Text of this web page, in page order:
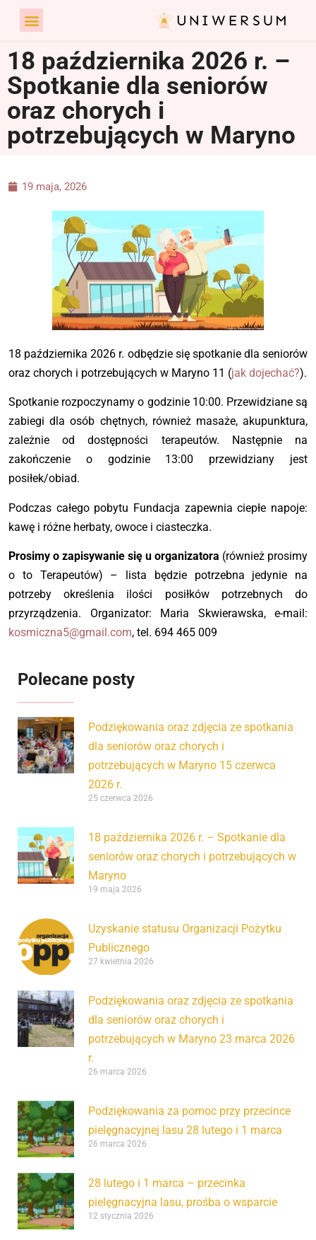
18 października 2026 r. –
Spotkanie dla seniorów
oraz chorych i
potrzebujących w Maryno
19 maja, 2026
18 października 2026 r. odbędzie się spotkanie dla seniorów
oraz chorych i potrzebujących w Maryno 11 (jak dojechać?).
Spotkanie rozpoczynamy o godzinie 10:00. Przewidziane są
zabiegi dla osób chętnych, również masaże, akupunktura,
zależnie od dostępności terapeutów. Następnie na
zakończenie o godzinie 13:00 przewidziany jest
posiłek/obiad.
Podczas całego pobytu Fundacja zapewnia ciepłe napoje:
kawę i różne herbaty, owoce i ciasteczka.
Prosimy o zapisywanie się u organizatora (również prosimy
o to Terapeutów) – lista będzie potrzebna jedynie na
potrzeby określenia ilości posiłków potrzebnych do
przyrządzenia. Organizator: Maria Skwierawska, e-mail:
kosmiczna5@gmail.com, tel. 694 465 009
Polecane posty
Podziękowania oraz zdjęcia ze spotkania
dla seniorów oraz chorych i
potrzebujących w Maryno 15 czerwca
2026 r.
25 czerwca 2026
18 października 2026 r. – Spotkanie dla
seniorów oraz chorych i potrzebujących w
Maryno
19 maja 2026
Uzyskanie statusu Organizacji Pożytku
Publicznego
27 kwietnia 2026
Podziękowania oraz zdjęcia ze spotkania
dla seniorów oraz chorych i
potrzebujących w Maryno 23 marca 2026
r.
26 marca 2026
Podziękowania za pomoc przy przecince
pielęgnacyjnej lasu 28 lutego i 1 marca
26 marca 2026
28 lutego i 1 marca – przecinka
pielęgnacyjna lasu, prośba o wsparcie
12 stycznia 2026